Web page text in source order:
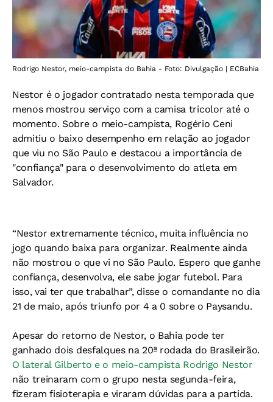
Rodrigo Nestor, meio-campista do Bahia - Foto: Divulgação | ECBahia
Nestor é o jogador contratado nesta temporada que
menos mostrou serviço com a camisa tricolor até o
momento. Sobre o meio-campista, Rogério Ceni
admitiu o baixo desempenho em relação ao jogador
que viu no São Paulo e destacou a importância de
"confiança" para o desenvolvimento do atleta em
Salvador.
“Nestor extremamente técnico, muita influência no
jogo quando baixa para organizar. Realmente ainda
não mostrou o que vi no São Paulo. Espero que ganhe
confiança, desenvolva, ele sabe jogar futebol. Para
isso, vai ter que trabalhar”, disse o comandante no dia
21 de maio, após triunfo por 4 a 0 sobre o Paysandu.
Apesar do retorno de Nestor, o Bahia pode ter
ganhado dois desfalques na 20ª rodada do Brasileirão.
O lateral Gilberto e o meio-campista Rodrigo Nestor
não treinaram com o grupo nesta segunda-feira,
fizeram fisioterapia e viraram dúvidas para a partida.